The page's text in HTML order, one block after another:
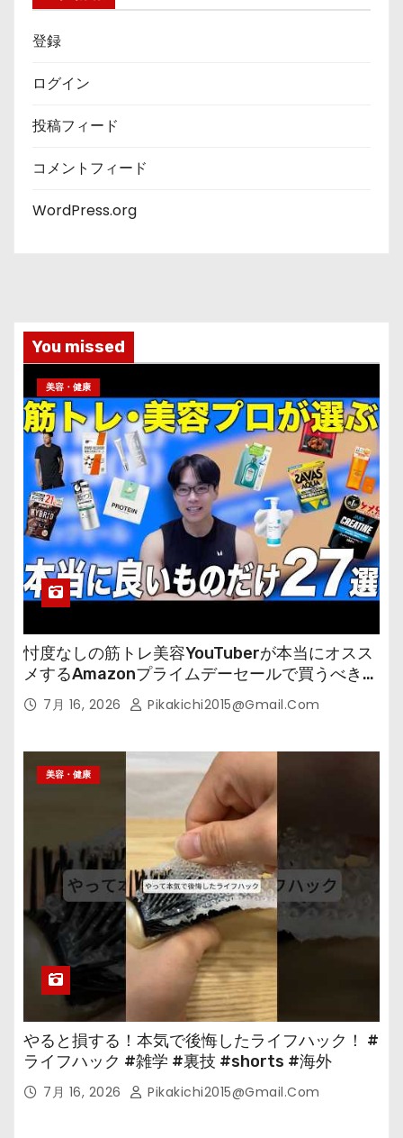
登録
ログイン
投稿フィード
コメントフィード
WordPress.org
You missed
美容・健康
忖度なしの筋トレ美容YouTuberが本当にオスス
メするAmazonプライムデーセールで買うべきも
の 7月 16, 2026 Pikakichi2015@gmail.com
美容・健康
やると損する！本気で後悔したライフハック！ #
ライフハック #雑学 #裏技 #shorts #海外
7月 16, 2026 Pikakichi2015@gmail.com